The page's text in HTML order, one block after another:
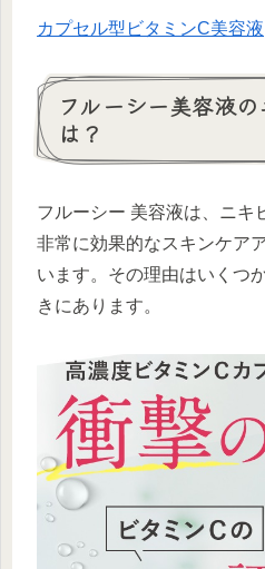
カプセル型ビタミンC美容液
フルーシー美容液
は？
フルーシー 美容液は、ニキ
非常に効果的なスキンケア
います。その理由はいくつ
きにあります。